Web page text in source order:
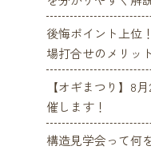
後悔ポイント上位
場打合せのメリッ
【オギまつり】8
催します！
構造見学会って何